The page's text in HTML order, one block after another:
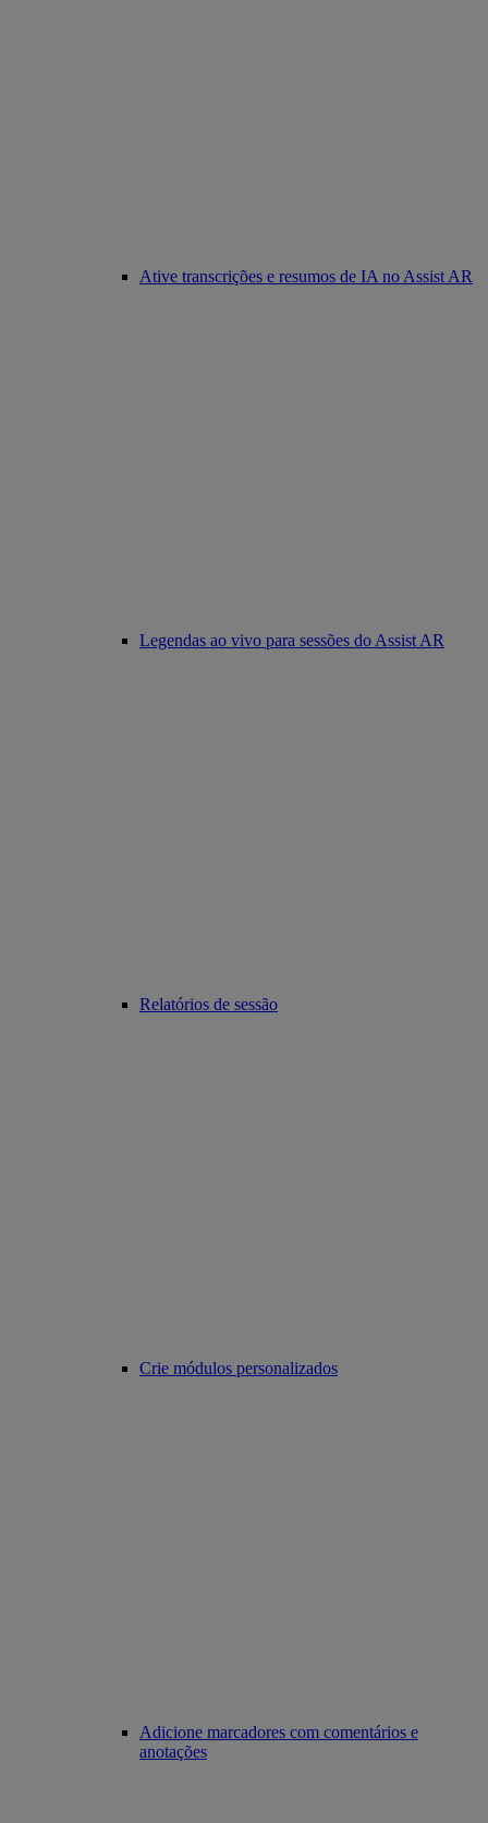
Ative transcrições e resumos de IA no Assist AR
Legendas ao vivo para sessões do Assist AR
Relatórios de sessão
Crie módulos personalizados
Adicione marcadores com comentários e
anotações